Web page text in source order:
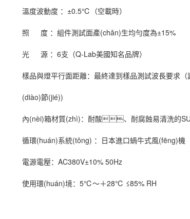
溫度波動度 ： ±0.5℃（空載時）
照 度 ： 組件測試面產(chǎn)生均勻度為±15%
光 源 ： 6支（Q-Lab美國知名品牌）
樣品與燈平行面距離： 最終達到樣品測試波長要求（
(diào)節(jié))
內(nèi)箱材質(zhì)： 耐酸、耐腐蝕易清洗的
循環(huán)系統(tǒng) ： 日本進口蝸牛式風(fēng)機
電源電壓： AC380V±10% 50Hz
使用環(huán)境： 5℃～＋28℃ ≤85% RH